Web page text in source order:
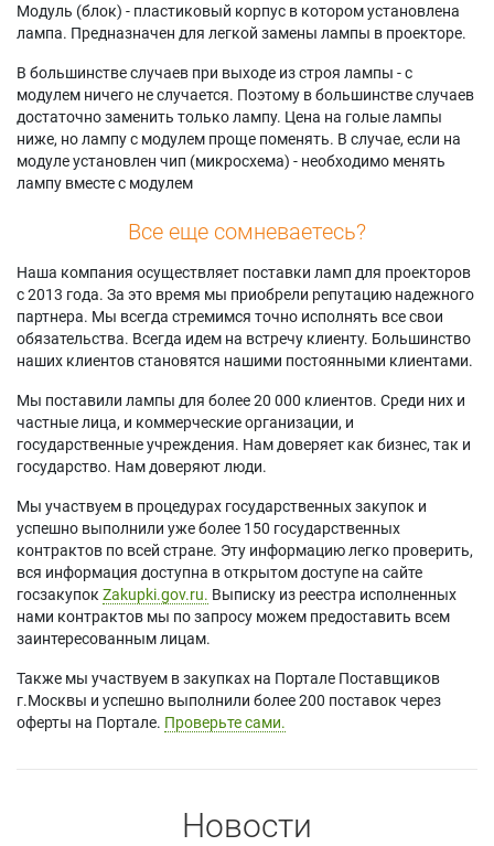
Модуль (блок) - пластиковый корпус в котором установлена
лампа. Предназначен для легкой замены лампы в проекторе.
В большинстве случаев при выходе из строя лампы - с
модулем ничего не случается. Поэтому в большинстве случаев
достаточно заменить только лампу. Цена на голые лампы
ниже, но лампу с модулем проще поменять. В случае, если на
модуле установлен чип (микросхема) - необходимо менять
лампу вместе с модулем
Все еще сомневаетесь?
Наша компания осуществляет поставки ламп для проекторов
с 2013 года. За это время мы приобрели репутацию надежного
партнера. Мы всегда стремимся точно исполнять все свои
обязательства. Всегда идем на встречу клиенту. Большинство
наших клиентов становятся нашими постоянными клиентами.
Мы поставили лампы для более 20 000 клиентов. Среди них и
частные лица, и коммерческие организации, и
государственные учреждения. Нам доверяет как бизнес, так и
государство. Нам доверяют люди.
Мы участвуем в процедурах государственных закупок и
успешно выполнили уже более 150 государственных
контрактов по всей стране. Эту информацию легко проверить,
вся информация доступна в открытом доступе на сайте
госзакупок Zakupki.gov.ru. Выписку из реестра исполненных
нами контрактов мы по запросу можем предоставить всем
заинтересованным лицам.
Также мы участвуем в закупках на Портале Поставщиков
г.Москвы и успешно выполнили более 200 поставок через
оферты на Портале. Проверьте сами.
Новости